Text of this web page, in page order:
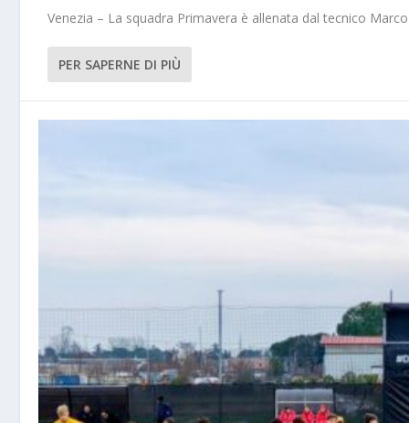
Venezia – La squadra Primavera è allenata dal tecnico
PER SAPERNE DI PIÙ